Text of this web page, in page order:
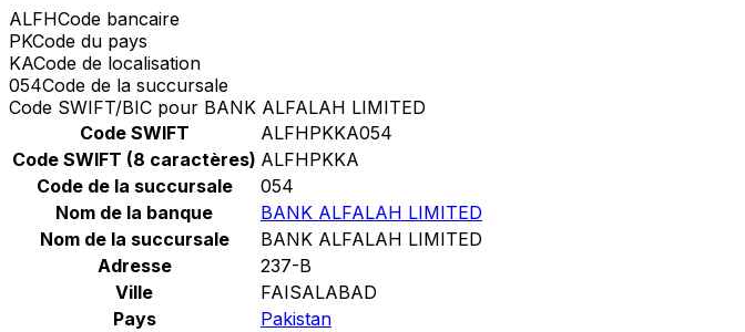
ALFHCode bancaire
PKCode du pays
KACode de localisation
054Code de la succursale
Code SWIFT/BIC pour BANK ALFALAH LIMITED
Code SWIFT
ALFHPKKA054
Code SWIFT (8 caractères) ALFHPKKA
Code de la succursale
054
Nom de la banque
BANK ALFALAH LIMITED
Nom de la succursale
BANK ALFALAH LIMITED
Adresse
237-B
Ville
FAISALABAD
Pays
Pakistan